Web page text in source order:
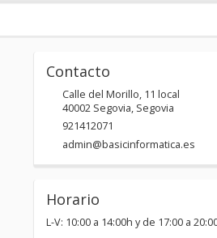
Contacto
Calle del Morillo, 11 local
40002 Segovia, Segovia
921412071
admin@basicinformatica.es
Horario
L-V: 10:00 a 14:00h y de 17:00 a